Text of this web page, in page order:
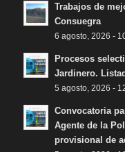
Trabajos de
Consuegra
6 agosto, 2026 -
Procesos
Jardinero.
5 agosto, 2026 -
Convocatoria
Agente de la
provisional de